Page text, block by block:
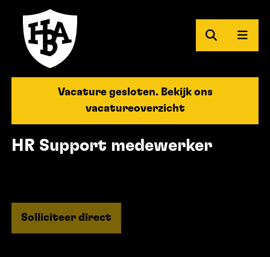
Herman Brood Academie
Zoeken
Vacature gesloten. Bekijk ons
vacatureoverzicht
HR Support medewerker
Solliciteer direct